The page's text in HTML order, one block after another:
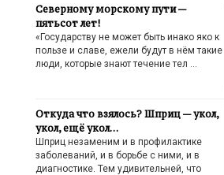
Северному морскому пути —
пятьсот лет!
«Государству не может быть инако яко к
пользе и славе, ежели будут в нём такие
люди, которые знают течение тел …
Откуда что взялось? Шприц — укол,
укол, ещё укол…
Шприц незаменим и в профилактике
заболеваний, и в борьбе с ними, и в
диагностике. Тем удивительней, что